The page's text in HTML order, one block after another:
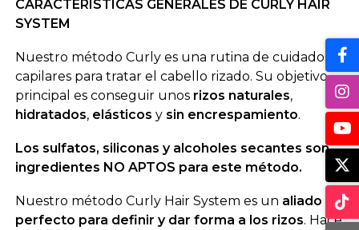
CARACTERÍSTICAS GENERALES DE CURLY HAIR
SYSTEM
Nuestro método Curly es una rutina de cuidados
capilares para tratar el cabello rizado. Su objetivo
principal es conseguir unos rizos naturales,
hidratados, elásticos y sin encrespamiento.
Los sulfatos, siliconas y alcoholes secantes son
ingredientes NO APTOS para este método.
Nuestro método Curly Hair System es un aliado
perfecto para definir y dar forma a los rizos. Hace